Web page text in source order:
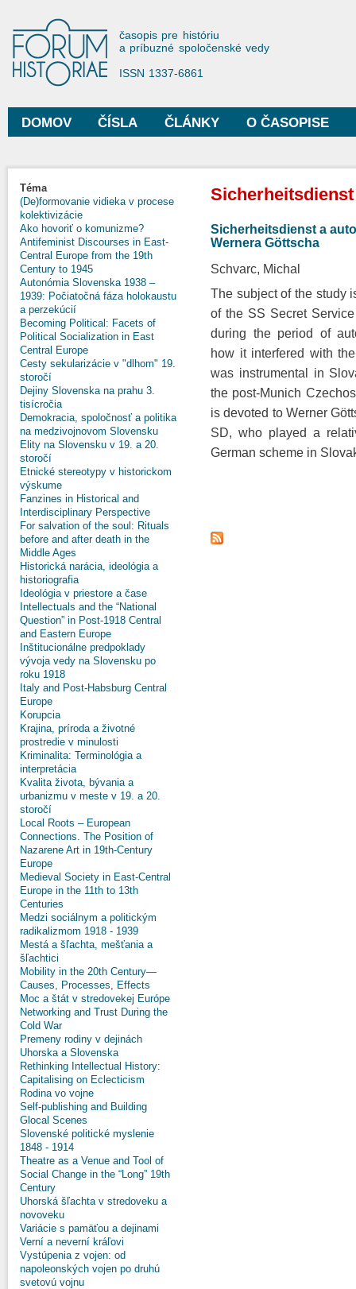
Forum Historiae
časopis pre históriu
a príbuzné spoločenské vedy
ISSN 1337-6861
Hlavné menu
DOMOV ČÍSLA ČLÁNKY O ČASOPISE
Nachádzate sa tu
Téma
(De)formovanie vidieka v procese
kolektivizácie
Ako hovoriť o komunizme?
Antifeminist Discourses in East-
Central Europe from the 19th
Century to 1945
Autonómia Slovenska 1938 –
1939: Počiatočná fáza holokaustu
a perzekúcií
Becoming Political: Facets of
Political Socialization in East
Central Europe
Cesty sekularizácie v "dlhom" 19.
storočí
Dejiny Slovenska na prahu 3.
tisícročia
Demokracia, spoločnosť a politika
na medzivojnovom Slovensku
Elity na Slovensku v 19. a 20.
storočí
Etnické stereotypy v historickom
výskume
Fanzines in Historical and
Interdisciplinary Perspective
For salvation of the soul: Rituals
before and after death in the
Middle Ages
Historická narácia, ideológia a
historiografia
Ideológia v priestore a čase
Intellectuals and the “National
Question” in Post-1918 Central
and Eastern Europe
Inštitucionálne predpoklady
vývoja vedy na Slovensku po
roku 1918
Italy and Post-Habsburg Central
Europe
Korupcia
Krajina, príroda a životné
prostredie v minulosti
Kriminalita: Terminológia a
interpretácia
Kvalita života, bývania a
urbanizmu v meste v 19. a 20.
storočí
Local Roots – European
Connections. The Position of
Nazarene Art in 19th-Century
Europe
Medieval Society in East-Central
Europe in the 11th to 13th
Centuries
Medzi sociálnym a politickým
radikalizmom 1918 - 1939
Mestá a šľachta, mešťania a
šľachtici
Mobility in the 20th Century—
Causes, Processes, Effects
Moc a štát v stredovekej Európe
Networking and Trust During the
Cold War
Premeny rodiny v dejinách
Uhorska a Slovenska
Rethinking Intellectual History:
Capitalising on Eclecticism
Rodina vo vojne
Self-publishing and Building
Glocal Scenes
Slovenské politické myslenie
1848 - 1914
Theatre as a Venue and Tool of
Social Change in the “Long” 19th
Century
Uhorská šľachta v stredoveku a
novoveku
Variácie s pamäťou a dejinami
Verní a neverní kráľovi
Vystúpenia z vojen: od
napoleonských vojen po druhú
svetovú vojnu
Sicherheitsdienst
Sicherheitsdienst a
Wernera Göttscha
Schvarc, Michal
The subject of the study
of the SS Secret
during the period of
how it interfered with
was instrumental in
the post-Munich
is devoted to Werner
SD, who played a
German scheme in